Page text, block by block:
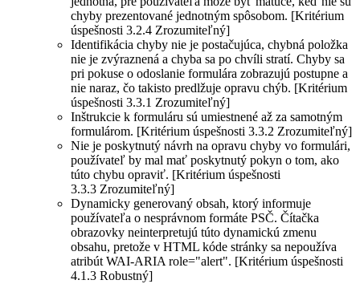
chyby prezentované jednotným spôsobom. [Kritérium
úspešnosti 3.2.4 Zrozumiteľný]
Identifikácia chyby nie je postačujúca, chybná položka
nie je zvýraznená a chyba sa po chvíli stratí. Chyby sa
pri pokuse o odoslanie formulára zobrazujú postupne a
nie naraz, čo takisto predlžuje opravu chýb. [Kritérium
úspešnosti 3.3.1 Zrozumiteľný]
Inštrukcie k formuláru sú umiestnené až za samotným
formulárom. [Kritérium úspešnosti 3.3.2 Zrozumiteľný]
Nie je poskytnutý návrh na opravu chyby vo formulári,
používateľ by mal mať poskytnutý pokyn o tom, ako
túto chybu opraviť. [Kritérium úspešnosti
3.3.3 Zrozumiteľný]
Dynamicky generovaný obsah, ktorý informuje
používateľa o nesprávnom formáte PSČ. Čítačka
obrazovky neinterpretujú túto dynamickú zmenu
obsahu, pretože v HTML kóde stránky sa nepoužíva
atribút WAI-ARIA role="alert". [Kritérium úspešnosti
4.1.3 Robustný]